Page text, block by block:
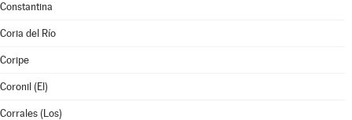
Constantina
Coria del Río
Coripe
Coronil (El)
Corrales (Los)